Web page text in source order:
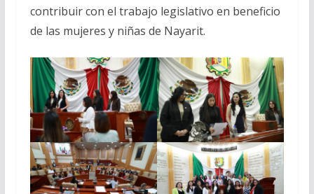
contribuir con el trabajo legislativo en beneficio
de las mujeres y niñas de Nayarit.